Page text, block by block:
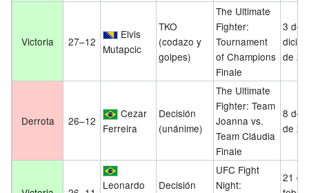
Victoria 27–12
Elvis
Mutapcic
TKO
(codazo y
golpes)
The Ultimate
Fighter:
Tournament
of Champions
Finale
3 de
de
Derrota 26–12
Cezar
Ferreira
Decisión
(unánime)
The Ultimate
Fighter: Team
Joanna vs.
Team Cláudia
Finale
8 de
de
Leonardo
Decisión
UFC Fight
Night:
21 de